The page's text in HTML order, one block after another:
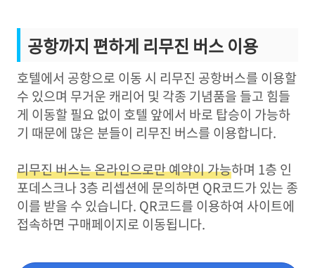
공항까지 편하게 리무진 버스 이용
호텔에서 공항으로 이동 시 리무진 공항버스를 이용할
수 있으며 무거운 캐리어 및 각종 기념품을 들고 힘들
게 이동할 필요 없이 호텔 앞에서 바로 탑승이 가능하
기 때문에 많은 분들이 리무진 버스를 이용합니다.
리무진 버스는 온라인으로만 예약이 가능하며 1층 인
포데스크나 3층 리셉션에 문의하면 QR코드가 있는 종
이를 받을 수 있습니다. QR코드를 이용하여 사이트에
접속하면 구매페이지로 이동됩니다.